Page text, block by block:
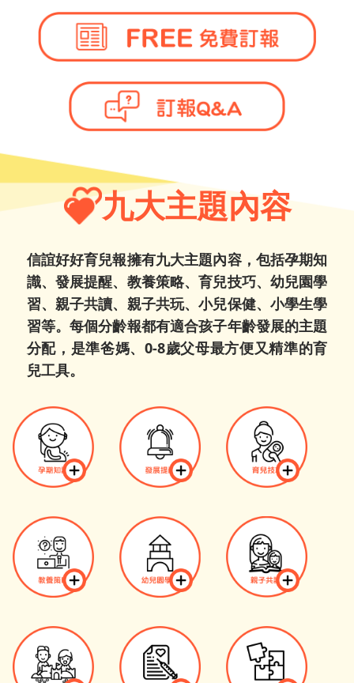
九大主題內容
信誼好好育兒報擁有九大主題內容，包括孕期知
識、發展提醒、教養策略、育兒技巧、幼兒園學
習、親子共讀、親子共玩、小兒保健、小學生學
習等。每個分齡報都有適合孩子年齡發展的主題
分配，是準爸媽、0-8歲父母最方便又精準的育
兒工具。